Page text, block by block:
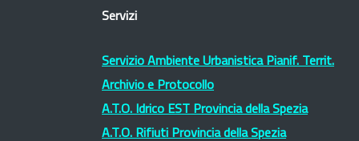
Servizi
Servizio Ambiente Urbanistica Pianif. Territ.
Archivio e Protocollo
A.T.O. Idrico EST Provincia della Spezia
A.T.O. Rifiuti Provincia della Spezia